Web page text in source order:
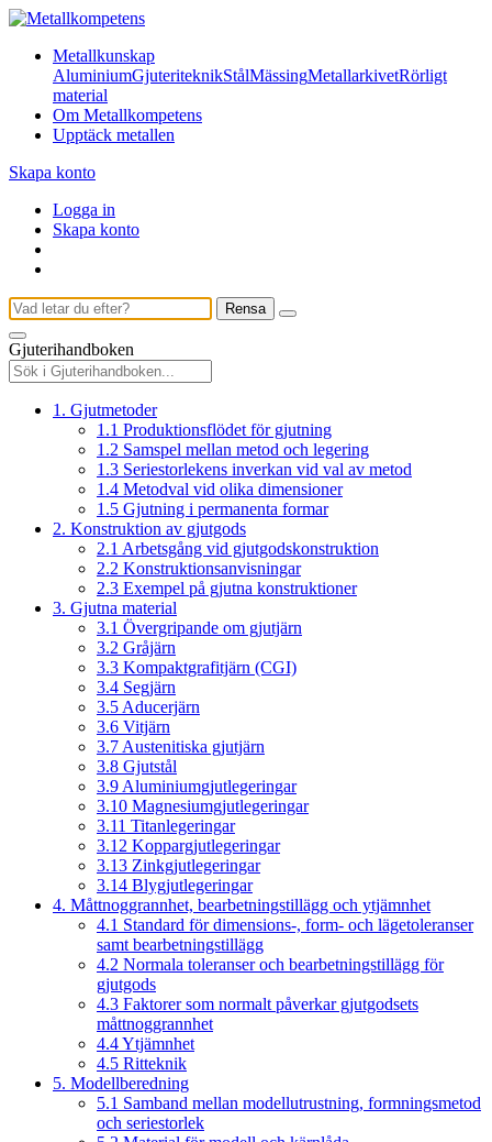
Metallkunskap
AluminiumGjuteriteknikStålMässingMetallarkivetRörligt
material
Om Metallkompetens
Upptäck metallen
Skapa konto
Logga in
Skapa konto
Rensa
Gjuterihandboken
1. Gjutmetoder
1.1 Produktionsflödet för gjutning
1.2 Samspel mellan metod och legering
1.3 Seriestorlekens inverkan vid val av metod
1.4 Metodval vid olika dimensioner
1.5 Gjutning i permanenta formar
2. Konstruktion av gjutgods
2.1 Arbetsgång vid gjutgodskonstruktion
2.2 Konstruktionsanvisningar
2.3 Exempel på gjutna konstruktioner
3. Gjutna material
3.1 Övergripande om gjutjärn
3.2 Gråjärn
3.3 Kompaktgrafitjärn (CGI)
3.4 Segjärn
3.5 Aducerjärn
3.6 Vitjärn
3.7 Austenitiska gjutjärn
3.8 Gjutstål
3.9 Aluminiumgjutlegeringar
3.10 Magnesiumgjutlegeringar
3.11 Titanlegeringar
3.12 Koppargjutlegeringar
3.13 Zinkgjutlegeringar
3.14 Blygjutlegeringar
4. Måttnoggrannhet, bearbetningstillägg och ytjämnhet
4.1 Standard för dimensions-, form- och lägetoleranser
samt bearbetningstillägg
4.2 Normala toleranser och bearbetningstillägg för
gjutgods
4.3 Faktorer som normalt påverkar gjutgodsets
måttnoggrannhet
4.4 Ytjämnhet
4.5 Ritteknik
5. Modellberedning
5.1 Samband mellan modellutrustning, formningsmetod
och seriestorlek